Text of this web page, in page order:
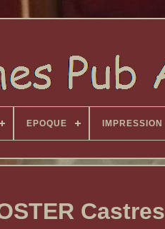
EPOQUE IMPRESSION
Castres